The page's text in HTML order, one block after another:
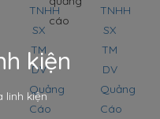
kiện
linh kiện